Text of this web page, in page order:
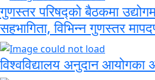
गुणस्तर परिषद्को बैठकमा
सहभागिता, विभिन्न गुणस्तर
विश्वविद्यालय अनुदान